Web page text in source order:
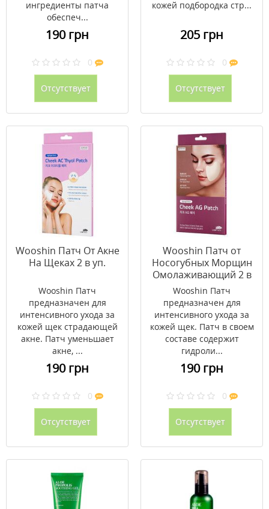
ингредиенты патча
обеспеч...
190 грн
0
Отсутствует
кожей подбородка стр...
205 грн
0
Отсутствует
Wooshin Патч От Акне
На Щеках 2 в уп.
Wooshin Патч
предназначен для
интенсивного ухода за
кожей щек страдающей
акне. Патч уменьшает
акне, ...
190 грн
0
Отсутствует
Wooshin Патч от
Носогубных Морщин
Омолаживающий 2 в
уп.
Wooshin Патч
предназначен для
интенсивного ухода за
кожей щек. Патч в своем
составе содержит
гидроли...
190 грн
0
Отсутствует